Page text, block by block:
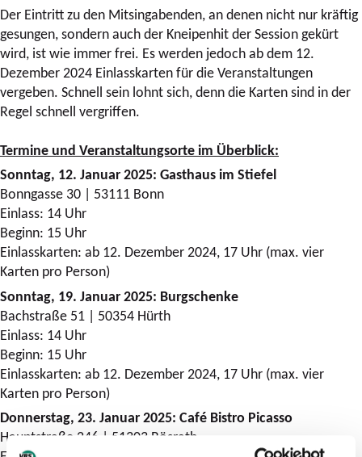
Der Eintritt zu den Mitsingabenden, an denen nicht nur kräftig
gesungen, sondern auch der Kneipenhit der Session gekürt
wird, ist wie immer frei. Es werden jedoch ab dem 12.
Dezember 2024 Einlasskarten für die Veranstaltungen
vergeben. Schnell sein lohnt sich, denn die Karten sind in der
Regel schnell vergriffen.
Termine und Veranstaltungsorte im Überblick:
Sonntag, 12. Januar 2025: Gasthaus im Stiefel
Bonngasse 30 | 53111 Bonn
Einlass: 14 Uhr
Beginn: 15 Uhr
Einlasskarten: ab 12. Dezember 2024, 17 Uhr (max. vier
Karten pro Person)
Sonntag, 19. Januar 2025: Burgschenke
Bachstraße 51 | 50354 Hürth
Einlass: 14 Uhr
Beginn: 15 Uhr
Einlasskarten: ab 12. Dezember 2024, 17 Uhr (max. vier
Karten pro Person)
Donnerstag, 23. Januar 2025: Café Bistro Picasso
Hauptstraße 246 | 51303 Rösrath